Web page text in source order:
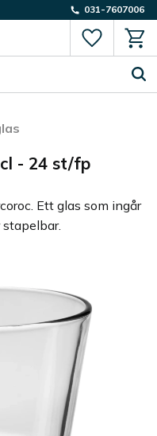
031-7607006
- 24 st/fp
Ett glas som ingår
stapelbar.